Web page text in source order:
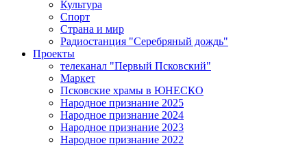
Культура
Спорт
Страна и мир
Радиостанция "Серебряный дождь"
Проекты
телеканал "Первый Псковский"
Маркет
Псковские храмы в ЮНЕСКО
Народное признание 2025
Народное признание 2024
Народное признание 2023
Народное признание 2022